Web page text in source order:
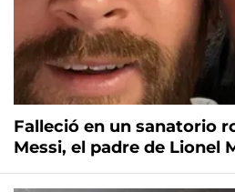
Falleció en un sanatorio
Messi, el padre de Lionel